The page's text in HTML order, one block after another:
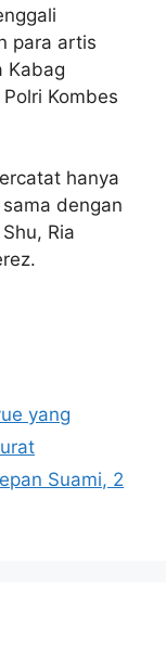
para artis
Kabag
Kombes
hanya
dengan
Ria
yang
Suami, 2